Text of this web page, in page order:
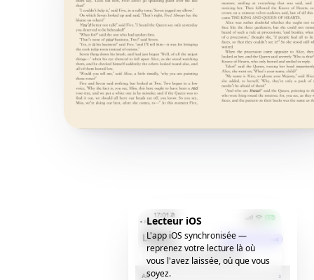
Lecteur iOS
L'app iOS synchronisée —
reprenez votre lecture là où
vous l'avez laissée, où que vous
soyez.